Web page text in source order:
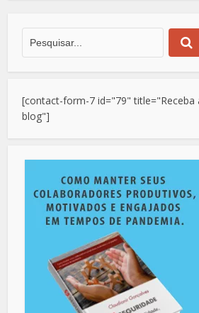
[contact-form-7 id="79" title="Receba
blog"]